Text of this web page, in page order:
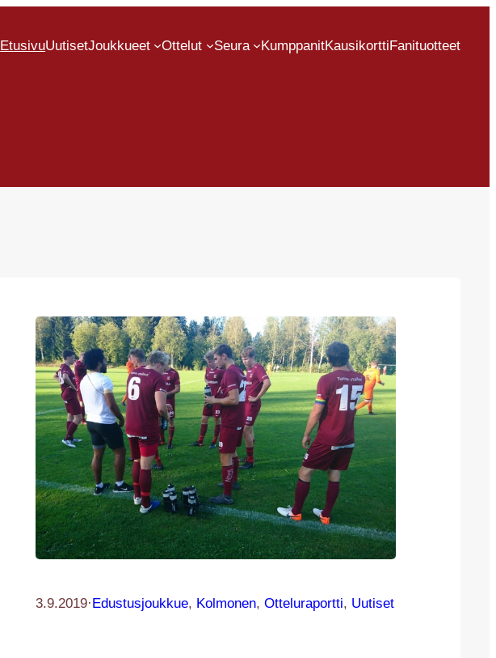
EtusivuUutisetJoukkueet Ottelut Seura KumppanitKausikorttiFanituotteet
3.9.2019·Edustusjoukkue, Kolmonen, Otteluraportti, Uutiset